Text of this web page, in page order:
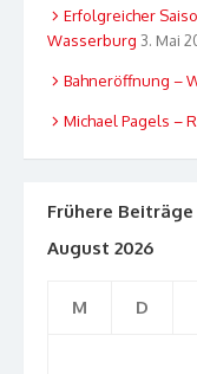
Erfolgreicher
Wasserburg 3. Mai
Bahneröffnung –
Michael Pagels –
Frühere Beiträge
August 2026
M D